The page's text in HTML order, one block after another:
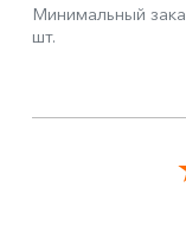
Минимальный
шт.